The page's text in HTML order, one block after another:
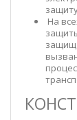
На